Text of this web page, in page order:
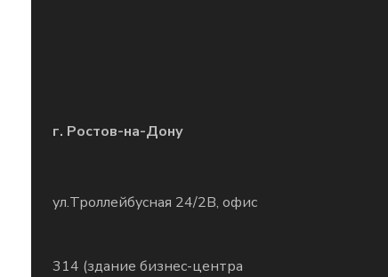
г. Ростов-на-Дону
ул.Троллейбусная 24/2В, офис
314 (здание бизнес-центра